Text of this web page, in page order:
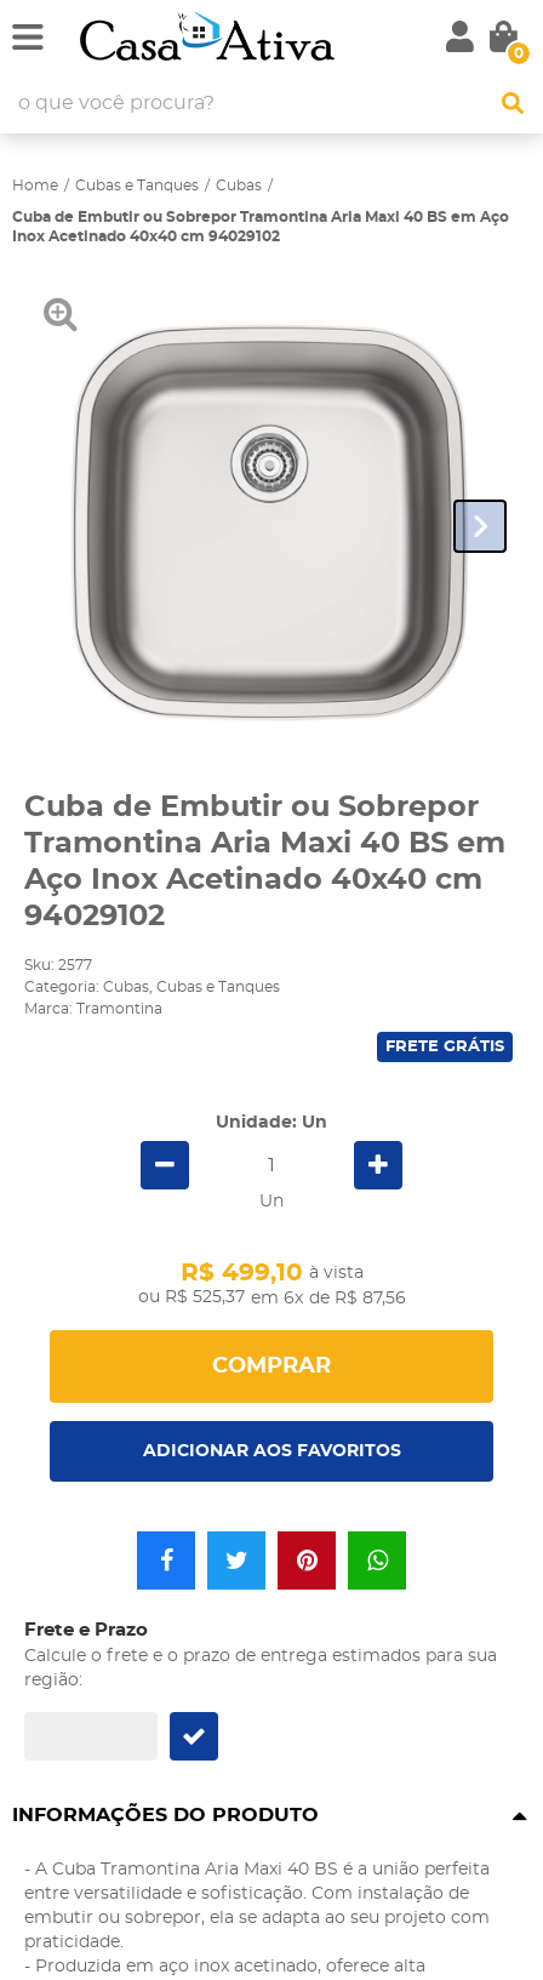
0
Home Cubas e Tanques Cubas
Cuba de Embutir ou Sobrepor Tramontina Aria Maxi 40 BS em Aço
Inox Acetinado 40x40 cm 94029102
Cuba de Embutir ou Sobrepor
Tramontina Aria Maxi 40 BS em
Aço Inox Acetinado 40x40 cm
94029102
Sku: 2577
Categoria: Cubas Cubas e Tanques
Marca:
Tramontina
FRETE GRÁTIS
Unidade: Un
Un
R$ 525,37
R$ 499,10 à vista
em 6x de R$ 87,56
COMPRAR
ADICIONAR AOS FAVORITOS
Frete e Prazo
Calcule o frete e o prazo de entrega estimados para sua
região:
INFORMAÇÕES DO PRODUTO
- A Cuba Tramontina Aria Maxi 40 BS é a união perfeita
entre versatilidade e sofisticação. Com instalação de
embutir ou sobrepor, ela se adapta ao seu projeto com
praticidade.
- Produzida em aço inox acetinado, oferece alta